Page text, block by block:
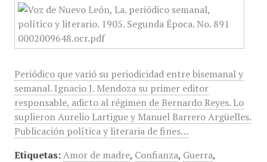
Periódico que varió su periodicidad entre bisemanal y
semanal. Ignacio J. Mendoza su primer editor
responsable, adicto al régimen de Bernardo Reyes. Lo
suplieron Aurelio Lartigue y Manuel Barrero Argüelles.
Publicación política y literaria de fines…
Etiquetas: Amor de madre, Confianza, Guerra,